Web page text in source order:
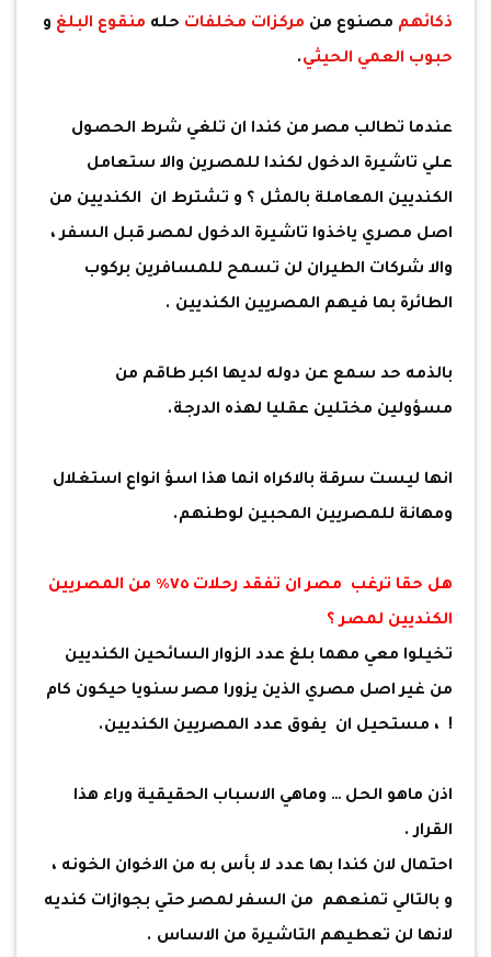
ذكائهم مصنوع من مركزات مخلفات حله منقوع البلغ و
حبوب العمي الحيثي.
عندما تطالب مصر من كندا ان تلغي شرط الحصول
علي تاشيرة الدخول لكندا للمصرين والا ستعامل
الكنديين المعاملة بالمثل ؟ و تشترط ان الكنديين من
اصل مصري ياخذوا تاشيرة الدخول لمصر قبل السفر ،
والا شركات الطيران لن تسمح للمسافرين بركوب
الطائرة بما فيهم المصريين الكنديين .
بالذمه حد سمع عن دوله لديها اكبر طاقم من
مسؤولين مختلين عقليا لهذه الدرجة.
انها ليست سرقة بالاكراه انما هذا اسؤ انواع استغلال
ومهانة للمصريين المحبين لوطنهم.
هل حقا ترغب مصر ان تفقد رحلات ٧٥٪؜ من المصريين
الكنديين لمصر ؟
تخيلوا معي مهما بلغ عدد الزوار السائحين الكنديين
من غير اصل مصري الذين يزورا مصر سنويا حيكون كام
! ، مستحيل ان يفوق عدد المصريين الكنديين.
اذن ماهو الحل … وماهي الاسباب الحقيقية وراء هذا
القرار .
احتمال لان كندا بها عدد لا بأس به من الاخوان الخونه ،
و بالتالي تمنعهم من السفر لمصر حتي بجوازات كنديه
لانها لن تعطيهم التاشيرة من الاساس .